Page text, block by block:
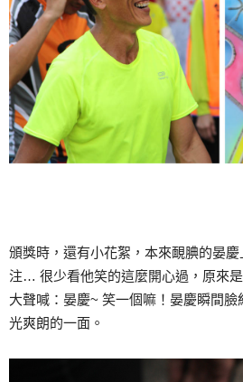
頒獎時，還有小花絮，本來靦腆的晏
注… 很少看他笑的這麼開心過，原來
大聲喊：晏慶~ 笑一個嘛！晏慶瞬間
光爽朗的一面。